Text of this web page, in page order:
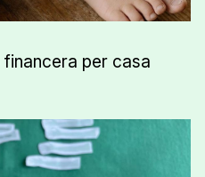
per casa